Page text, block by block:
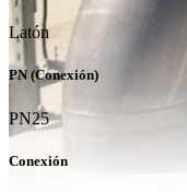
Latón
PN (Conexión)
PN25
Conexión